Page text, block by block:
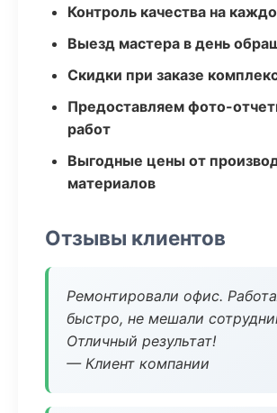
Контроль качества на
Выезд мастера в день
Скидки при заказе
Предоставляем фото-
работ
Выгодные цены от
материалов
Отзывы клиентов
Ремонтировали офис.
быстро, не мешали
Отличный результат!
— Клиент компании